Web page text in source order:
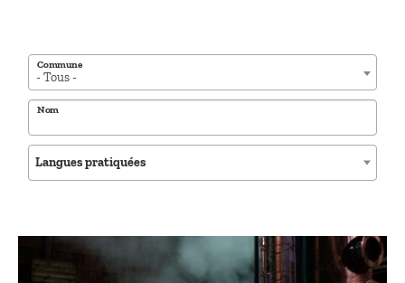
- Tous -
Commune
Nom
Langues pratiquées